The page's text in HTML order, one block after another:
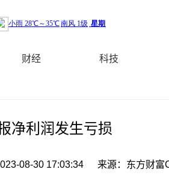
财经 科技
净利润发生亏损
08-30 17:03:34 来源：东方财富